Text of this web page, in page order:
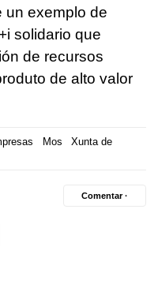
un exemplo de
solidario que
de recursos
de alto valor
Mos
Xunta de
Comentar ·